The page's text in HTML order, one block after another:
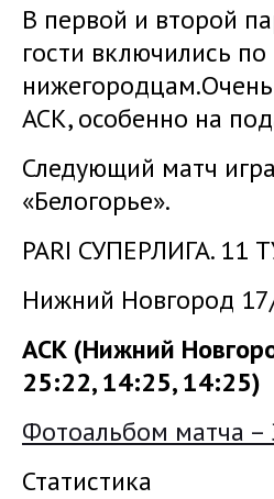
В первой и второй
гости включились
АСК, особенно на
Следующий матч
«Белогорье».
PARI СУПЕРЛИГА. 11
Нижний Новгород
АСК (Нижний
25:22, 14:25, 14:25)
Фотоальбом матча
Статистика